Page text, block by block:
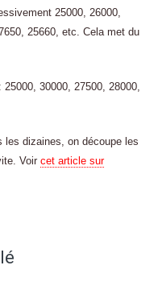
25000, 26000,
25660, etc. Cela met du
30000, 27500, 28000,
dizaines, on découpe les
Voir cet article sur